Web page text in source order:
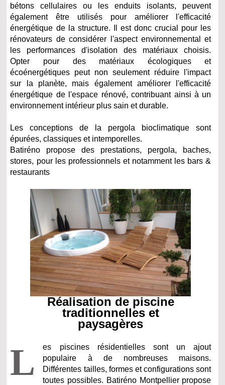
bétons cellulaires ou les enduits isolants, peuvent
également être utilisés pour améliorer l'efficacité
énergétique de la structure. Il est donc crucial pour les
rénovateurs de considérer l'aspect environnemental et
les performances d'isolation des matériaux choisis.
Opter pour des matériaux écologiques et
écoénergétiques peut non seulement réduire l'impact
sur la planète, mais également améliorer l'efficacité
énergétique de l'espace rénové, contribuant ainsi à un
environnement intérieur plus sain et durable.
Les conceptions de la pergola bioclimatique sont
épurées, classiques et intemporelles.
Batiréno propose des prestations, pergola, baches,
stores, pour les professionnels et notamment les bars &
restaurants
Réalisation de piscine
traditionnelles et
paysagères
L
es piscines résidentielles sont un ajout
populaire à de nombreuses maisons.
Différentes tailles, formes et configurations sont
toutes possibles. Batiréno Montpellier propose